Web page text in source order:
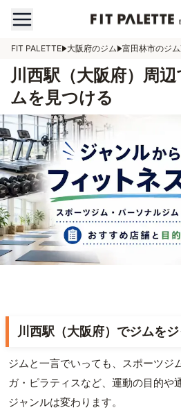
FIT PALETTE 大阪府のジム 富田林市のジム
川西駅（大阪府）周
ムを見つける
川西駅（大阪府）でジムを
ジムと一言でいっても、スポーツジ
ガ・ピラティスなど、運動の目的や
ジャンルは変わります。